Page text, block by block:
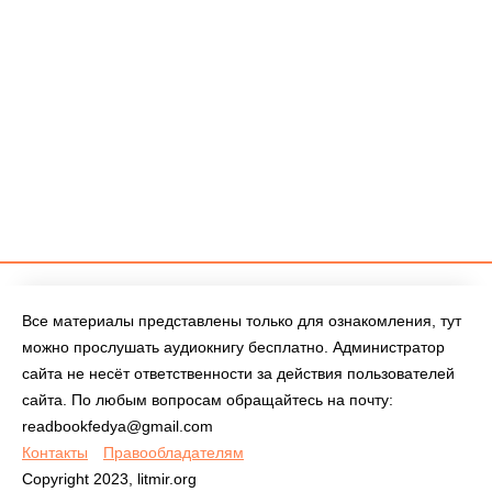
Все материалы представлены только для ознакомления, тут
можно прослушать аудиокнигу бесплатно. Администратор
сайта не несёт ответственности за действия пользователей
сайта. По любым вопросам обращайтесь на почту:
readbookfedya@gmail.com
Контакты
Правообладателям
Copyright 2023, litmir.org